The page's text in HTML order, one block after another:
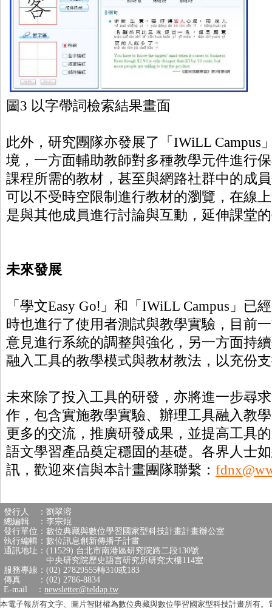
圖3 以字帶詞檢索結果畫面
此外，研究團隊亦發展了「IWiLL Campus
境，一方面輔助教師對多種教學元件進行
課程所需的教材 ，甚至與網路社群中的成
可以不受時空限制進行教材的瀏覽，在線
是與其他成員進行討論與互動 ，延伸課堂
未來發展
「學文Easy Go! 」和「IWiLL Campus 」 已
時也進行了使用者測試與教學實驗，目前
意見進行系統的調整與強化， 另一方面持
融入工具的教學模式與教材教法，以充份
未來除了投入工具的研發，亦將進一步尋
作，包含實施教學實驗、辦理工具融入教
更多的交流，推廣研發成果，並提高工具
語文學習產品奠定穩固的基礎。各界人士
訊，歡迎來信與本計畫團隊聯繫：
發行人 ：劉翠溶
總編輯 ：李宗焜
發行單位：數位典藏與數位學習國家型科技計畫計畫辦公室
執行編輯：數位訊息創新傳播子計畫
通訊地址：(11529) 台北市南港區研究院路二段130號
中央研究院歷史語言研究所研究大樓114室
服務專線：(02) 27829555轉310或183
傳真 ：(02) 2786-8834
E-mail ： newsletter@teldap.tw
本電子報所有文字、圖片智財權為數位典藏與數位學習國家型科技計畫所有